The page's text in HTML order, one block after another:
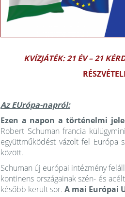
KVÍZJÁTÉK: 21 ÉV – 21
Az EUrópa-napról:
Ezen a napon a történelmi
Robert Schuman francia
együttműködést vázolt fel Európa
között.
Schuman új európai intézmény
kontinens országainak szén- és
később került sor. A mai Európai